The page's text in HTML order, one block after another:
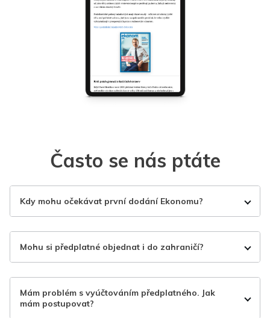
Často se nás ptáte
Kdy mohu očekávat první dodání Ekonomu?
Mohu si předplatné objednat i do zahraničí?
Mám problém s vyúčtováním předplatného. Jak
mám postupovat?